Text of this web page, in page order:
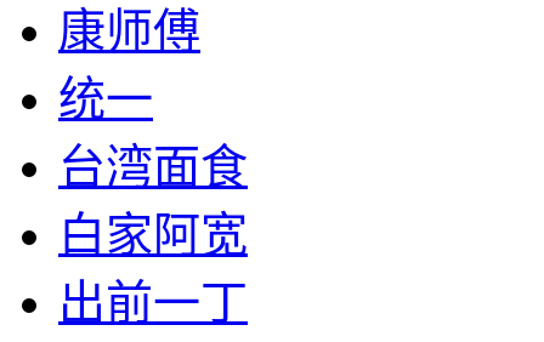
康师傅
统一
台湾面食
白家阿宽
出前一丁